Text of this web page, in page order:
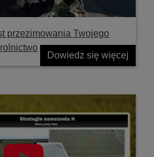
przezimowania Twojego
Dowiedz się więcej